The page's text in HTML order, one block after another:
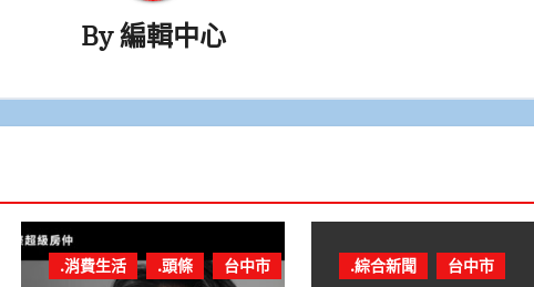
By編輯中心
.消費生活 .頭條 台中市 .綜合新聞 台中市